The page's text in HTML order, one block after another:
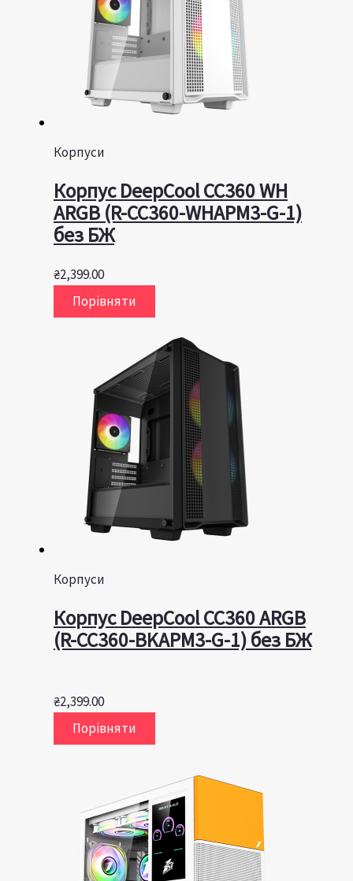
Корпуси
Корпус DeepCool CC360 WH
ARGB (R-CC360-WHAPM3-G-1)
без БЖ
₴2,399.00
Порівняти
Корпуси
Корпус DeepCool CC360 ARGB
(R-CC360-BKAPM3-G-1) без БЖ
₴2,399.00
Порівняти